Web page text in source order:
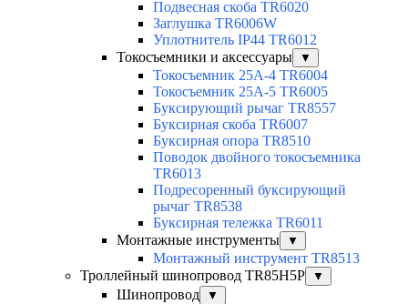
Подвесная скоба TR6020
Заглушка TR6006W
Уплотнитель IP44 TR6012
Токосъемники и аксессуары
▼
Токосъемник 25А-4 TR6004
Токосъемник 25А-5 TR6005
Буксирующий рычаг TR8557
Буксирная скоба TR6007
Буксирная опора TR8510
Поводок двойного токосъемника
TR6013
Подресоренный буксирующий
рычаг TR8538
Буксирная тележка TR6011
Монтажные инструменты
▼
Монтажный инструмент TR8513
Троллейный шинопровод TR85H5P
▼
Шинопровод ▼